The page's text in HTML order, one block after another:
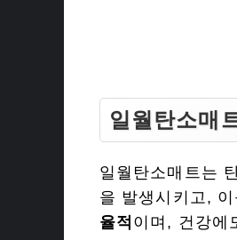
일월탄소매
일월탄소매트는
을 발생시키고,
율적 이며, 건강에